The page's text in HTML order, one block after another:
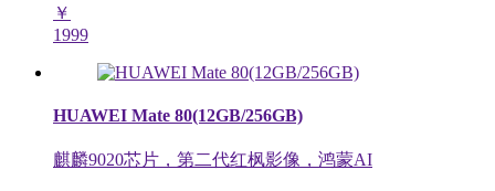
￥
1999
HUAWEI Mate 80(12GB/256GB)
麒麟9020芯片，第二代红枫影像，鸿蒙AI